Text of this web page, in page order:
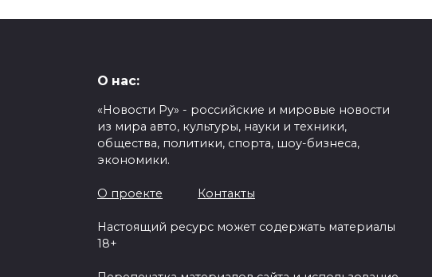
О нас:
«Новости Ру» - российские и мировые новости
из мира авто, культуры, науки и техники,
общества, политики, спорта, шоу-бизнеса,
экономики.
О проекте Контакты
Настоящий ресурс может содержать материалы
18+